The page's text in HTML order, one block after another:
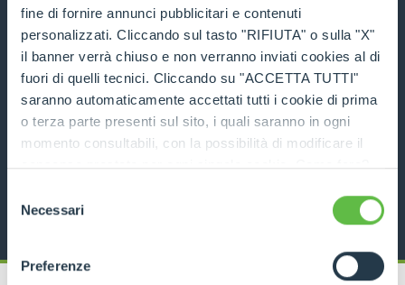
fine di fornire annunci pubblicitari e contenuti
personalizzati. Cliccando sul tasto "RIFIUTA" o sulla "X"
il banner verrà chiuso e non verranno inviati cookies al di
fuori di quelli tecnici. Cliccando su "ACCETTA TUTTI"
saranno automaticamente accettati tutti i cookie di prima
o terza parte presenti sul sito, i quali saranno in ogni
momento consultabili, con la possibilità di modificare il
consenso prestato per ogni singolo cookie. Come fare?
ogni pagina, selezionare "Modifichi il suo consenso" e
dell'informativa completa nel footer presente in ogni
pagina. Per esercitare i diritti riconosciuti all'interessato ai
delNecessari
Preferenze
P50.18
5000 18 136
ZOBACZ